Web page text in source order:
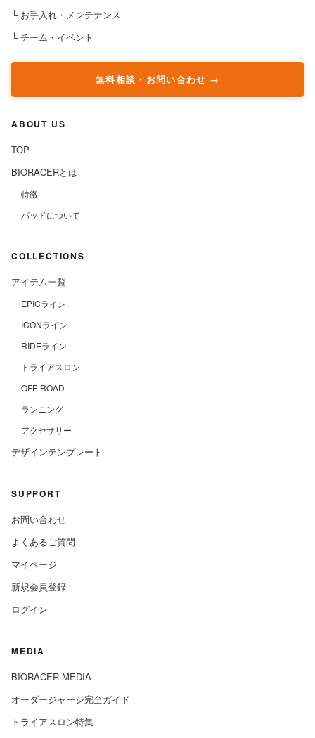
└ お手入れ・メンテナンス
└ チーム・イベント
無料相談・お問い合わせ
ABOUT US
TOP
BIORACERとは
特徴
パッドについて
COLLECTIONS
アイテム一覧
EPICライン
ICONライン
RIDEライン
トライアスロン
OFF-ROAD
ランニング
アクセサリー
デザインテンプレート
SUPPORT
お問い合わせ
よくあるご質問
マイページ
新規会員登録
ログイン
MEDIA
BIORACER MEDIA
オーダージャージ完全ガイド
トライアスロン特集